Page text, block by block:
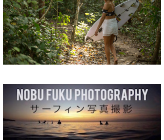
伊豆
千葉南
大阪
沖縄
ルール＆How to
VOTE!